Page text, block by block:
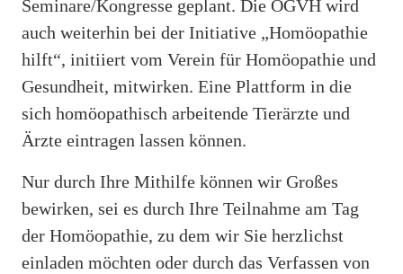
Seminare/Kongresse geplant. Die ÖGVH wird
auch weiterhin bei der Initiative „Homöopathie
hilft“, initiiert vom Verein für Homöopathie und
Gesundheit, mitwirken. Eine Plattform in die
sich homöopathisch arbeitende Tierärzte und
Ärzte eintragen lassen können.
Nur durch Ihre Mithilfe können wir Großes
bewirken, sei es durch Ihre Teilnahme am Tag
der Homöopathie, zu dem wir Sie herzlichst
einladen möchten oder durch das Verfassen von